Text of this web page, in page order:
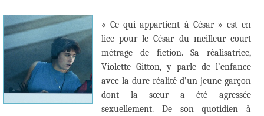
« Ce qui appartient à César » est en
lice pour le César du meilleur court
métrage de fiction. Sa réalisatrice,
Violette Gitton, y parle de l’enfance
avec la dure réalité d’un jeune garçon
dont la sœur a été agressée
sexuellement. De son quotidien à